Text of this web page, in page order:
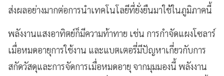
ส่งผลอย่างมากต่อการนำเทคโนโลยีที่ยั่งยืนมาใช้ในภูมิภาคนี้
พลังงานแสงอาทิตย์ก็มีความท้าทาย เช่น การกำจัดแผงโซลาร์
เมื่อหมดอายุการใช้งาน และแบตเตอรี่มีปัญหาเกี่ยวกับการ
สกัดวัสดุและการจัดการเมื่อหมดอายุ จากมุมมองนี้ พลังงาน